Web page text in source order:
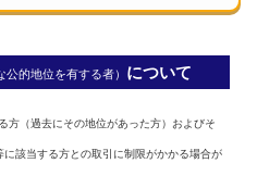
公的地位を有する者） について
方（過去にその地位があった方）およびそ
該当する方との取引に制限がかかる場合が